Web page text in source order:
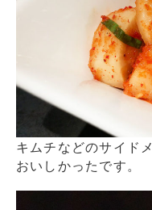
キムチなどのサイド
おいしかったです。